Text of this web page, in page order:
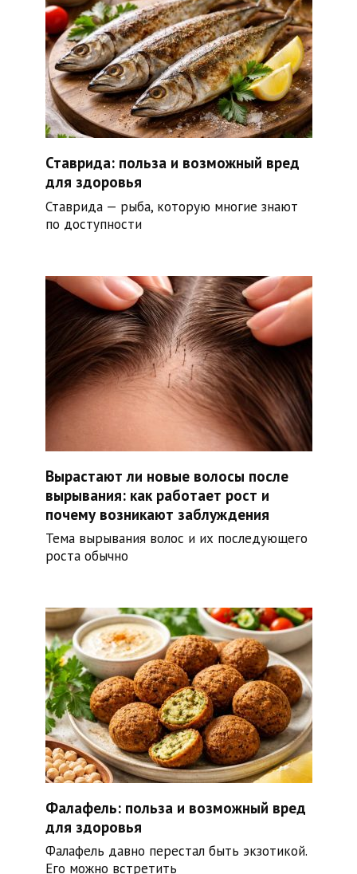
Ставрида: польза и возможный вред
для здоровья
Ставрида — рыба, которую многие знают
по доступности
Вырастают ли новые волосы после
вырывания: как работает рост и
почему возникают заблуждения
Тема вырывания волос и их последующего
роста обычно
Фалафель: польза и возможный вред
для здоровья
Фалафель давно перестал быть экзотикой.
Его можно встретить